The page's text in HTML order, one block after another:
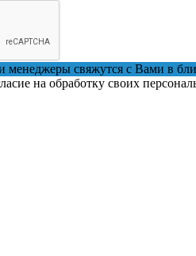
свяжутся с Вами в
на обработку своих